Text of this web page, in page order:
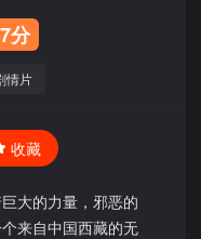
分
情片
收藏
大的力量，邪恶的
来自中国西藏的无